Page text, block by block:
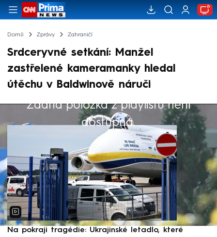
Domů Zprávy Zahraničí
Srdceryvné setkání: Manžel
zastřelené kameramanky hledal
útěchu v Baldwinově náruči
Žádná položka z playlistu není
dostupná.
Výběr redakce
Na pokraji tragédie: Ukrajinské letadlo, které